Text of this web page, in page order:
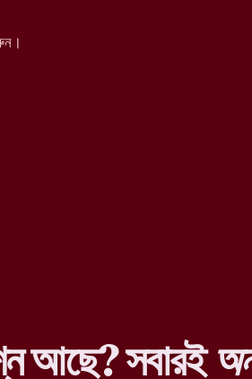
আছে? সবারই